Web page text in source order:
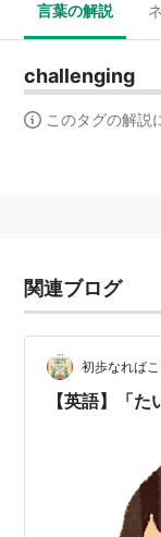
言葉の解説
challenging
このタグの解説
関連ブログ
初歩なれば
【英語】「